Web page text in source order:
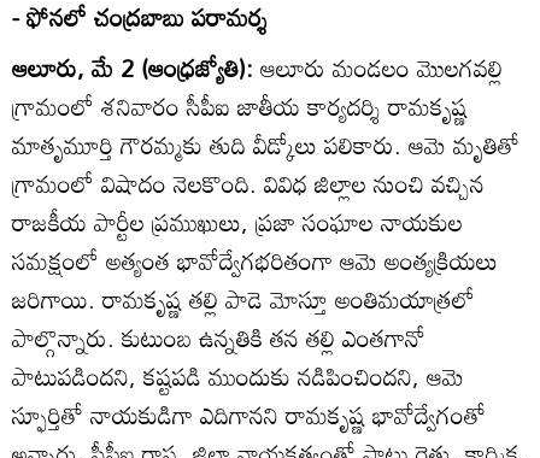
- ఫోనలో చంద్రబాబు పరామర్శ
ఆలూరు, మే 2 (ఆంధ్రజ్యోతి):ఆలూరు మండలం మొలగవల్లి
గ్రామంలో శనివారం సీపీఐ జాతీయ కార్యదర్శి రామకృష్ణ
మాతృమూర్తి గౌరమ్మకు తుది వీడ్కోలు పలికారు. ఆమె మృతితో
గ్రామంలో విషాదం నెలకొంది. వివిధ జిల్లాల నుంచి వచ్చిన
రాజకీయ పార్టీల ప్రముఖులు, ప్రజా సంఘాల నాయకుల
సమక్షంలో అత్యంత భావోద్వేగభరితంగా ఆమె అంత్యక్రియలు
జరిగాయి. రామకృష్ణ తల్లి పాడె మోస్తూ అంతిమయాత్రలో
పాల్గొన్నారు. కుటుంబ ఉన్నతికి తన తల్లి ఎంతగానో
పాటుపడిందని, కష్టపడి ముందుకు నడిపించిందని, ఆమె
స్ఫూర్తితో నాయకుడిగా ఎదిగానని రామకృష్ణ భావోద్వేగంతో